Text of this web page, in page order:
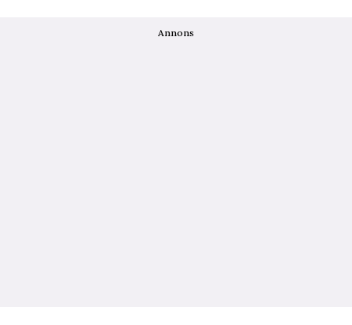
Annons